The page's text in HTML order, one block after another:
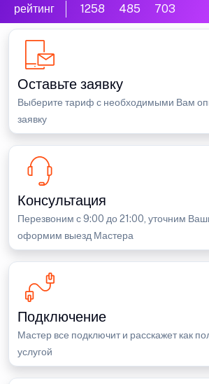
рейтинг 1258 485 703
Оставьте заявку
Выберите тариф с необходимыми Вам
заявку
Консультация
Перезвоним с 9:00 до 21:00, уточним
оформим выезд Мастера
Подключение
Мастер все подключит и расскажет как
услугой